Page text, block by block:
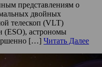
представлениям о
двойных
телескоп (VLT)
(ESO), астрономы
[…] Читать Далее